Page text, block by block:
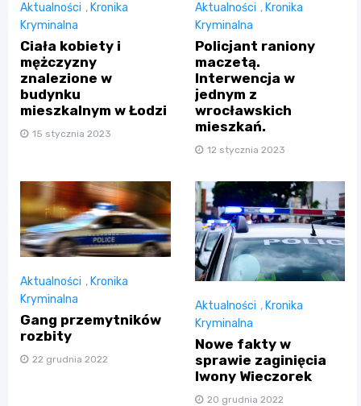
Aktualności , Kronika
Kryminalna
Ciała kobiety i
mężczyzny
znalezione w
budynku
mieszkalnym w Łodzi
15 stycznia 2023
Aktualności , Kronika
Kryminalna
Policjant raniony
maczetą.
Interwencja w
jednym z
wrocławskich
mieszkań.
12 stycznia 2023
Aktualności , Kronika
Kryminalna
Gang przemytników
rozbity
22 grudnia 2022
Aktualności , Kronika
Kryminalna
Nowe fakty w
sprawie zaginięcia
Iwony Wieczorek
20 grudnia 2022